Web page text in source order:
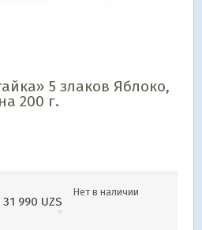
5 злаков Яблоко,
200 г.
31 990 UZS
Нет в наличии